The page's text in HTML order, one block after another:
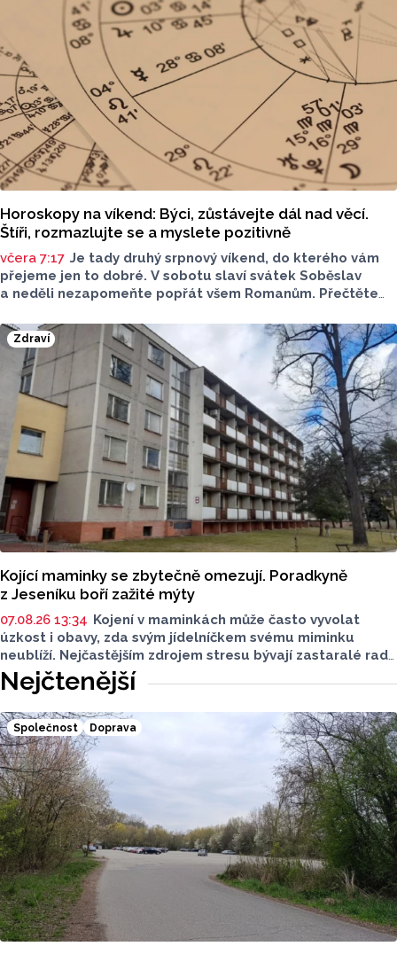
Horoskopy na víkend: Býci, zůstávejte dál nad věcí.
Štíři, rozmazlujte se a myslete pozitivně
včera 7:17 Je tady druhý srpnový víkend, do kterého vám
přejeme jen to dobré. V sobotu slaví svátek Soběslav
a neděli nezapomeňte popřát všem Romanům. Přečtěte
Zdraví
Kojící maminky se zbytečně omezují. Poradkyně
z Jeseníku boří zažité mýty
07.08.26 13:34 Kojení v maminkách může často vyvolat
úzkost i obavy, zda svým jídelníčkem svému miminku
neublíží. Nejčastějším zdrojem stresu bývají zastaralé rady
o nutnosti radikálního omezování jídelníčku, vyhýbání
se nadýmavým potravinám nebo preventivnímu vyřazování
alergenů. Mýty o stravě při kojení boří laktační poradkyně
z Jeseníku.
Nejčtenější
Společnost Doprava